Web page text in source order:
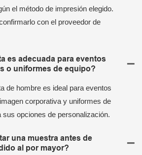
el método de impresión elegido.
con el proveedor de
es adecuada para eventos
o uniformes de equipo?
de hombre es ideal para eventos
corporativa y uniformes de
sus opciones de personalización.
una muestra antes de
al por mayor?